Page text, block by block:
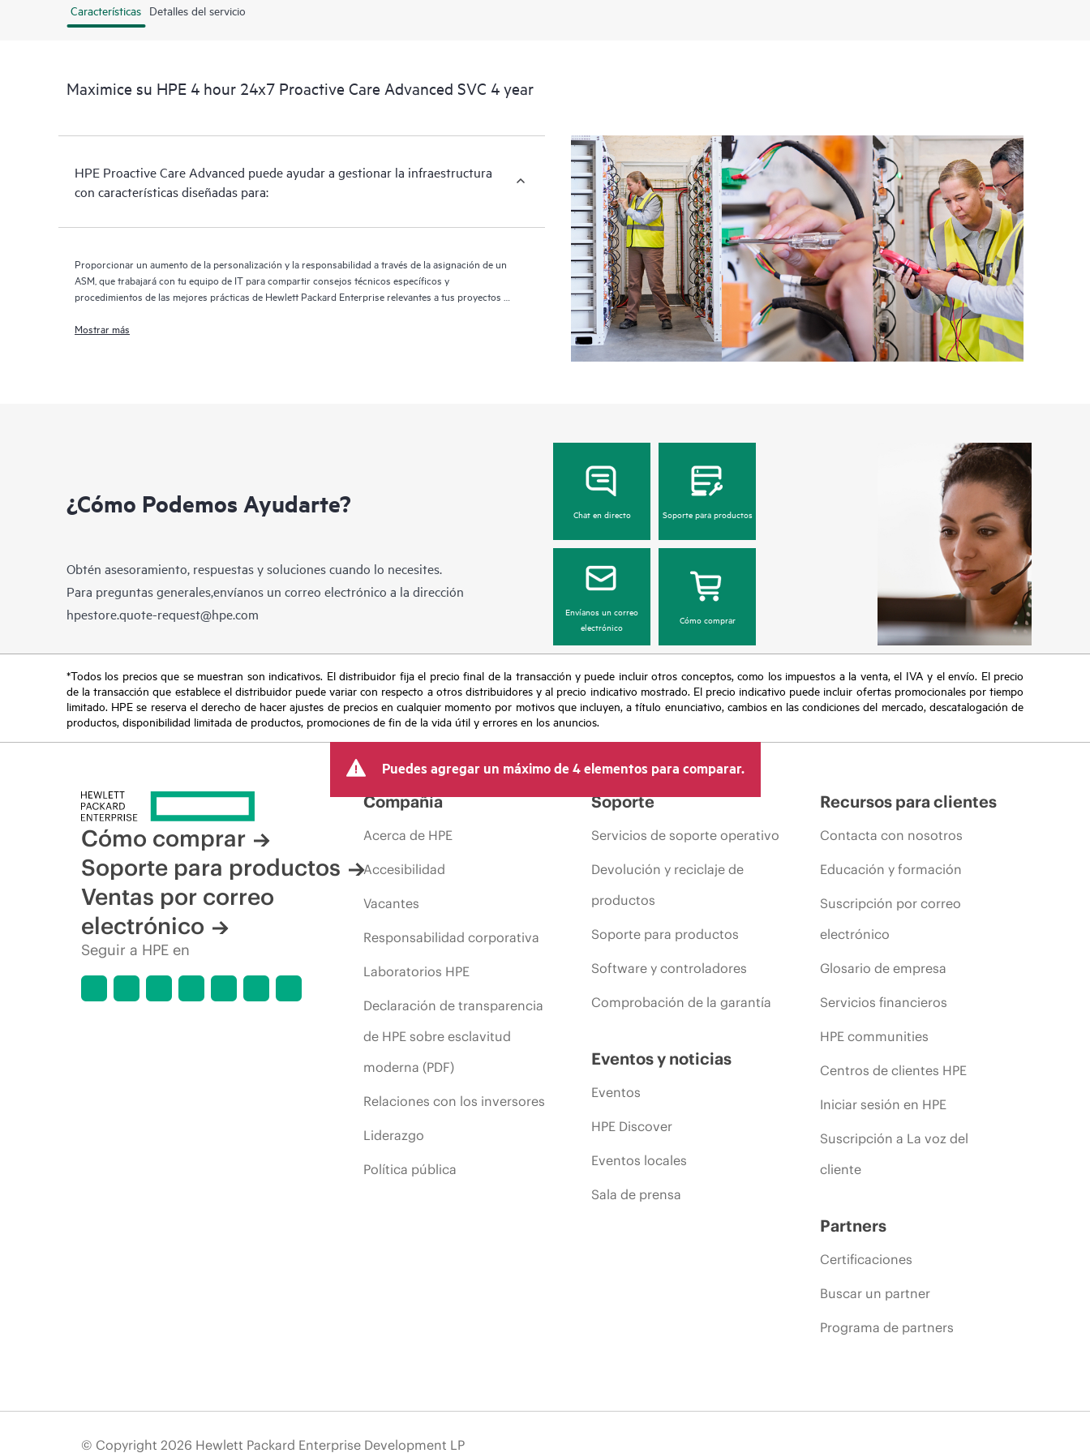
Características Detalles del servicio
Maximice su HPE 4 hour 24x7 Proactive Care Advanced SVC 4 year
HPE Proactive Care Advanced puede ayudar a gestionar la infraestructura
con características diseñadas para:
Proporcionar un aumento de la personalización y la responsabilidad a través de la asignación de un
ASM, que trabajará con tu equipo de IT para compartir consejos técnicos específicos y
procedimientos de las mejores prácticas de Hewlett Packard Enterprise relevantes a tus proyectos y
Mostrar más
¿Cómo Podemos Ayudarte?
Obtén asesoramiento, respuestas y soluciones cuando lo necesites.
Para preguntas generales,envíanos un correo electrónico a la dirección
hpestore.quote-request@hpe.com
Chat en directo Soporte para productos
Envíanos un correo
electrónico
Cómo comprar
*Todos los precios que se muestran son indicativos. El distribuidor fija el precio final de la transacción y puede incluir otros conceptos, como los impuestos a la venta, el IVA y el envío. El precio
de la transacción que establece el distribuidor puede variar con respecto a otros distribuidores y al precio indicativo mostrado. El precio indicativo puede incluir ofertas promocionales por tiempo
limitado. HPE se reserva el derecho de hacer ajustes de precios en cualquier momento por motivos que incluyen, a título enunciativo, cambios en las condiciones del mercado, descatalogación de
productos, disponibilidad limitada de productos, promociones de fin de la vida útil y errores en los anuncios.
Puedes agregar un máximo de 4 elementos para comparar.
Cómo comprar
Soporte para productos
Ventas por correo
electrónico
Seguir a HPE en
Compañía
Acerca de HPE
Accesibilidad
Vacantes
Responsabilidad corporativa
Laboratorios HPE
Declaración de transparencia
de HPE sobre esclavitud
moderna (PDF)
Relaciones con los inversores
Liderazgo
Política pública
Soporte
Servicios de soporte operativo
Devolución y reciclaje de
productos
Soporte para productos
Software y controladores
Comprobación de la garantía
Eventos y noticias
Eventos
HPE Discover
Eventos locales
Sala de prensa
Recursos para clientes
Contacta con nosotros
Educación y formación
Suscripción por correo
electrónico
Glosario de empresa
Servicios financieros
HPE communities
Centros de clientes HPE
Iniciar sesión en HPE
Suscripción a La voz del
cliente
Partners
Certificaciones
Buscar un partner
Programa de partners
© Copyright 2026 Hewlett Packard Enterprise Development LP